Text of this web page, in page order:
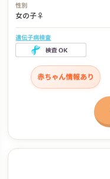
性別
女の子♀
遺伝子病検査
赤ちゃん情報あり